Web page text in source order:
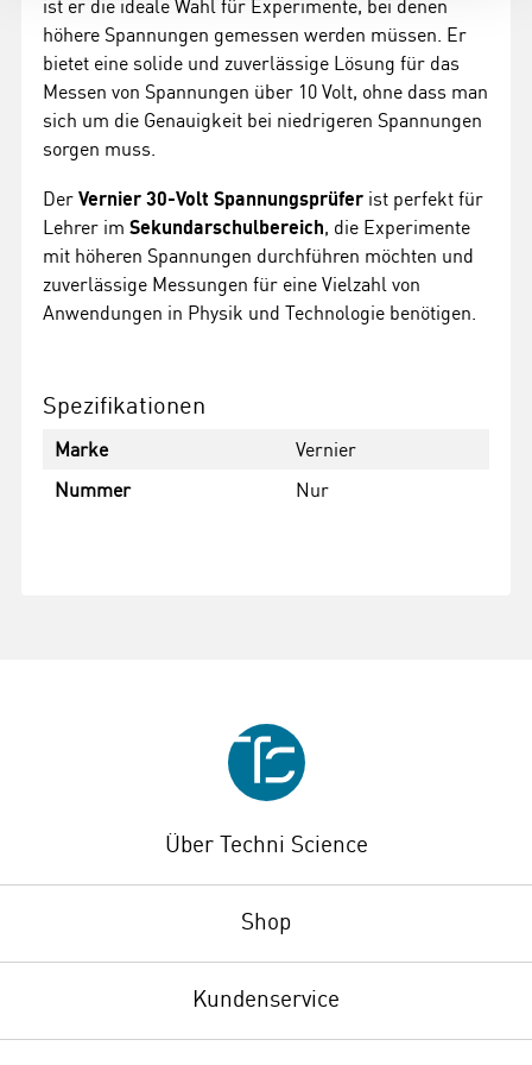
ist er die ideale Wahl für Experimente, bei denen
höhere Spannungen gemessen werden müssen. Er
bietet eine solide und zuverlässige Lösung für das
Messen von Spannungen über 10 Volt, ohne dass man
sich um die Genauigkeit bei niedrigeren Spannungen
sorgen muss.
Der Vernier 30-Volt Spannungsprüfer ist perfekt für
Lehrer im Sekundarschulbereich, die Experimente
mit höheren Spannungen durchführen möchten und
zuverlässige Messungen für eine Vielzahl von
Anwendungen in Physik und Technologie benötigen.
Spezifikationen
Marke
Vernier
Nummer
Nur
Über Techni Science
Shop
Kundenservice